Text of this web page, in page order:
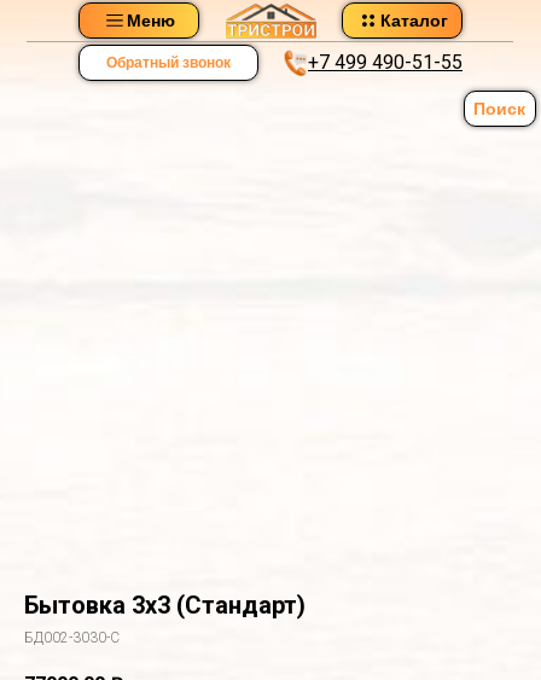
Каталог
Меню
+7 499 490-51-55
Обратный звонок
Поиск
Бытовка 3х3 (Стандарт)
БД002-3030-С